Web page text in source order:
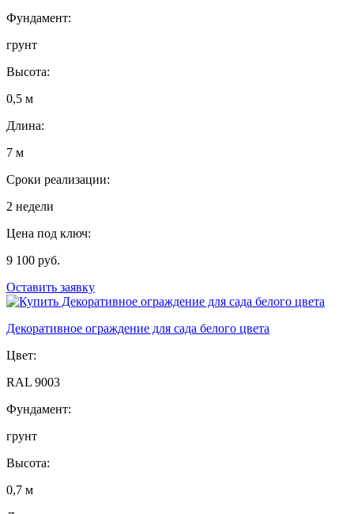
Фундамент:
грунт
Высота:
0,5 м
Длина:
7 м
Сроки реализации:
2 недели
Цена под ключ:
9 100 руб.
Оставить заявку
Декоративное ограждение для сада белого цвета
Цвет:
RAL 9003
Фундамент:
грунт
Высота:
0,7 м